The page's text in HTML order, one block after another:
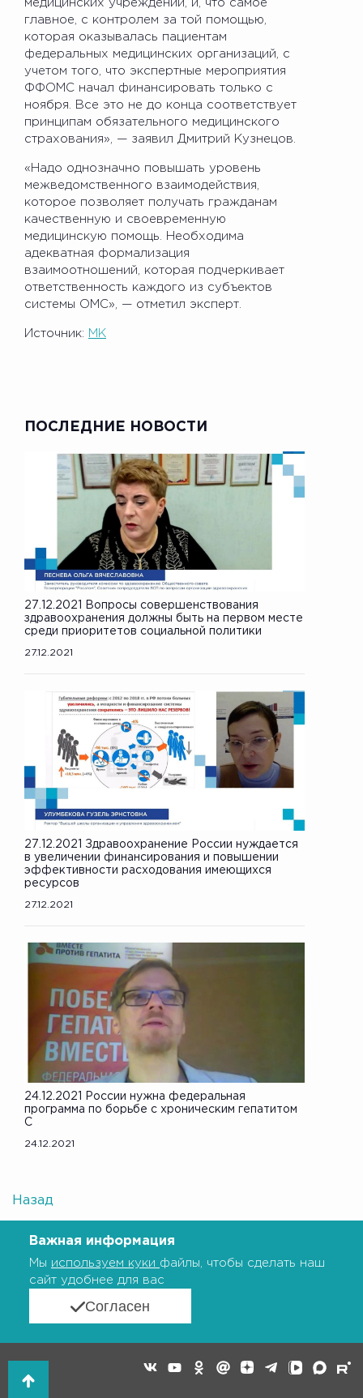
медицинских учреждений, и, что самое
главное, с контролем за той помощью,
которая оказывалась пациентам
федеральных медицинских организаций, с
учетом того, что экспертные мероприятия
ФФОМС начал финансировать только с
ноября. Все это не до конца соответствует
принципам обязательного медицинского
страхования», — заявил Дмитрий Кузнецов.
«Надо однозначно повышать уровень
межведомственного взаимодействия,
которое позволяет получать гражданам
качественную и своевременную
медицинскую помощь. Необходима
адекватная формализация
взаимоотношений, которая подчеркивает
ответственность каждого из субъектов
системы ОМС», — отметил эксперт.
Источник: МК
ПОСЛЕДНИЕ НОВОСТИ
27.12.2021 Вопросы совершенствования
здравоохранения должны быть на первом месте
среди приоритетов социальной политики
27.12.2021
27.12.2021 Здравоохранение России нуждается
в увеличении финансирования и повышении
эффективности расходования имеющихся
ресурсов
27.12.2021
24.12.2021 России нужна федеральная
программа по борьбе с хроническим гепатитом
С
24.12.2021
Назад
Важная информация
Мы используем куки файлы, чтобы сделать наш
сайт удобнее для вас
Согласен